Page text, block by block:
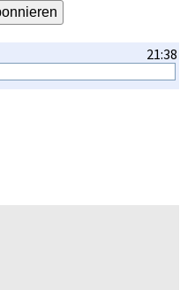
21:38